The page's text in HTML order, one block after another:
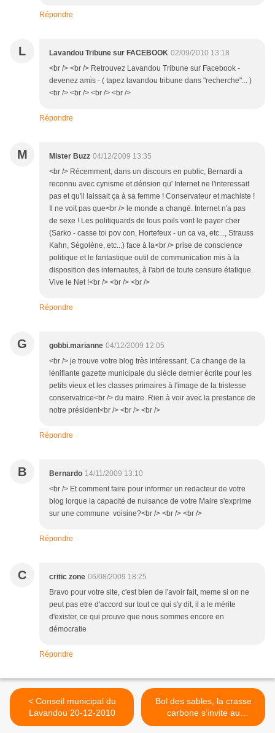
Répondre
L Lavandou Tribune sur FACEBOOK 02/09/2010 13:18
<br /> <br /> Retrouvez Lavandou Tribune sur Facebook -
devenez amis - ( tapez lavandou tribune dans "recherche"... )
<br /> <br /> <br /> <br />
Répondre
M Mister Buzz 04/12/2009 13:35
<br /> Récemment, dans un discours en public, Bernardi a
reconnu avec cynisme et dérision qu' Internet ne l'interessait
pas et qu'il laissait ça à sa femme ! Conservateur et machiste !
Il ne voit pas que<br /> le monde a changé. Internet n'a pas
de sexe ! Les politiquards de tous poils vont le payer cher
(Sarko - casse toi pov con, Hortefeux - un ca va, etc..., Strauss
Kahn, Ségolène, etc...) face à la<br /> prise de conscience
politique et le fantastique outil de communication mis à la
disposition des internautes, à l'abri de toute censure étatique.
Vive le Net !<br /> <br /> <br />
Répondre
G gobbi.marianne 04/12/2009 12:05
<br /> je trouve votre blog très intéressant. Ca change de la
lénifiante gazette municipale du siècle dernier écrite pour les
petits vieux et les classes primaires à l'image de la tristesse
conservatrice<br /> du maire. Rien à voir avec la prestance de
notre président<br /> <br /> <br />
Répondre
B Bernardo 14/11/2009 13:10
<br /> Et comment faire pour informer un redacteur de votre
blog lorque la capacité de nuisance de votre Maire s'exprime
sur une commune voisine?<br /> <br /> <br />
Répondre
C critic zone 06/08/2009 18:25
Bravo pour votre site, c'est bien de l'avoir fait, meme si on ne
peut pas etre d'accord sur tout ce qui s'y dit, il a le mérite
d'exister, ce qui prouve que nous sommes encore en
démocratie
Répondre
< Conseil municipal du
Lavandou 20-12-2010
Bol des sables, la crasse
carbone s’invite au
Lavandou ! >